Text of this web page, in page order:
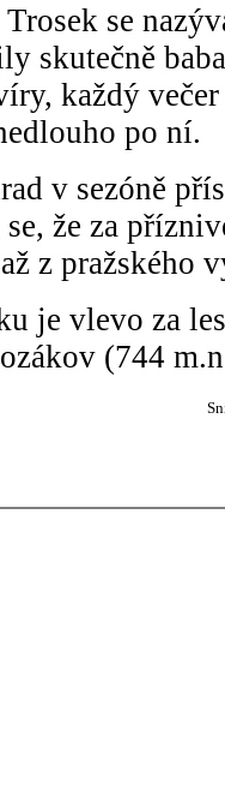
se
skutečně
každý večer
po ní.
v sezóně
že za
z pražského
je vlevo za
(744